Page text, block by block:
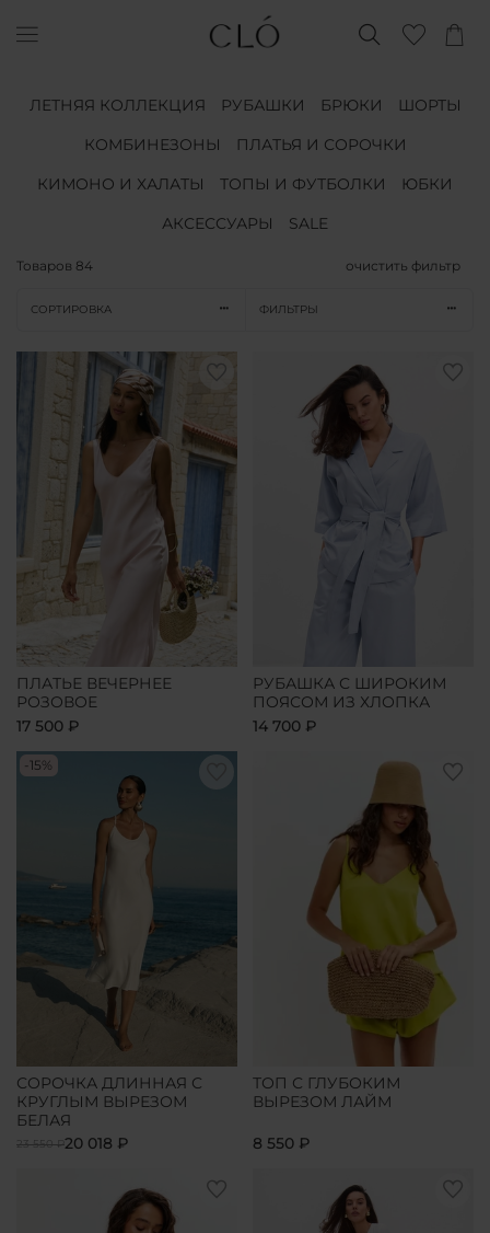
ЛЕТНЯЯ КОЛЛЕКЦИЯ РУБАШКИ БРЮКИ
ШОРТЫ
КОМБИНЕЗОНЫ
ПЛАТЬЯ И СОРОЧКИ
КИМОНО И ХАЛАТЫ
ТОПЫ И ФУТБОЛКИ
ЮБКИ
АКСЕССУАРЫ
SALE
Товаров 84 очистить фильтр
СОРТИРОВКА ФИЛЬТРЫ
ПЛАТЬЕ ВЕЧЕРНЕЕ
РОЗОВОЕ
17 500 ₽
РУБАШКА С ШИРОКИМ
ПОЯСОМ ИЗ ХЛОПКА
14 700 ₽
-15%
СОРОЧКА ДЛИННАЯ С
КРУГЛЫМ ВЫРЕЗОМ
БЕЛАЯ
23 550 ₽20 018 ₽
ТОП С ГЛУБОКИМ
ВЫРЕЗОМ ЛАЙМ
8 550 ₽